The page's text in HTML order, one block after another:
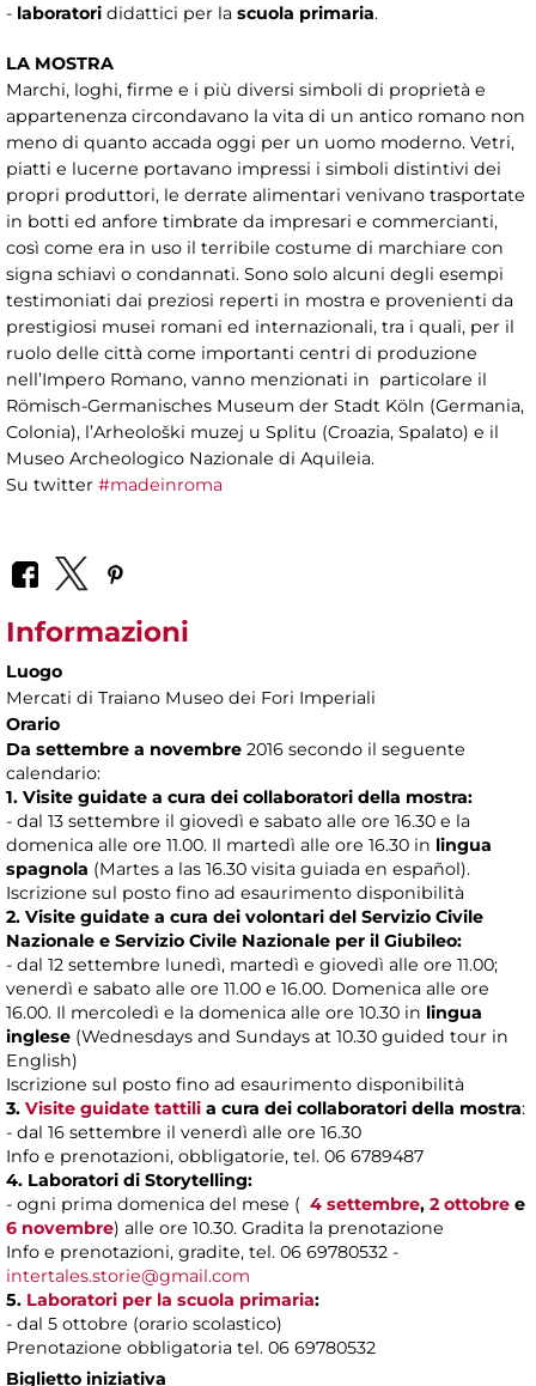
- laboratori didattici per la scuola primaria.
LA MOSTRA
Marchi, loghi, firme e i più diversi simboli di proprietà e
appartenenza circondavano la vita di un antico romano non
meno di quanto accada oggi per un uomo moderno. Vetri,
piatti e lucerne portavano impressi i simboli distintivi dei
propri produttori, le derrate alimentari venivano trasportate
in botti ed anfore timbrate da impresari e commercianti,
così come era in uso il terribile costume di marchiare con
signa schiavi o condannati. Sono solo alcuni degli esempi
testimoniati dai preziosi reperti in mostra e provenienti da
prestigiosi musei romani ed internazionali, tra i quali, per il
ruolo delle città come importanti centri di produzione
nell’Impero Romano, vanno menzionati in particolare il
Römisch-Germanisches Museum der Stadt Köln (Germania,
Colonia), l’Arheološki muzej u Splitu (Croazia, Spalato) e il
Museo Archeologico Nazionale di Aquileia.
Su twitter #madeinroma
Informazioni
Luogo
Mercati di Traiano Museo dei Fori Imperiali
Orario
Da settembre a novembre 2016 secondo il seguente
calendario:
1. Visite guidate a cura dei collaboratori della mostra:
- dal 13 settembre il giovedì e sabato alle ore 16.30 e la
domenica alle ore 11.00. Il martedì alle ore 16.30 in lingua
spagnola (Martes a las 16.30 visita guiada en español).
Iscrizione sul posto fino ad esaurimento disponibilità
2. Visite guidate a cura dei volontari del Servizio Civile
Nazionale e Servizio Civile Nazionale per il Giubileo:
- dal 12 settembre lunedì, martedì e giovedì alle ore 11.00;
venerdì e sabato alle ore 11.00 e 16.00. Domenica alle ore
16.00. Il mercoledì e la domenica alle ore 10.30 in lingua
inglese (Wednesdays and Sundays at 10.30 guided tour in
English)
Iscrizione sul posto fino ad esaurimento disponibilità
3. Visite guidate tattili a cura dei collaboratori della mostra:
- dal 16 settembre il venerdì alle ore 16.30
Info e prenotazioni, obbligatorie, tel. 06 6789487
4. Laboratori di Storytelling:
- ogni prima domenica del mese ( 4 settembre, 2 ottobre e
6 novembre) alle ore 10.30. Gradita la prenotazione
Info e prenotazioni, gradite, tel. 06 69780532 -
intertales.storie@gmail.com
5. Laboratori per la scuola primaria:
- dal 5 ottobre (orario scolastico)
Prenotazione obbligatoria tel. 06 69780532
Biglietto iniziativa